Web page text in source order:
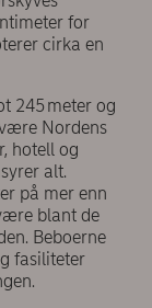
for
cirka en
245 meter og
Nordens
hotell og
alt.
på mer enn
blant de
Beboerne
fasiliteter